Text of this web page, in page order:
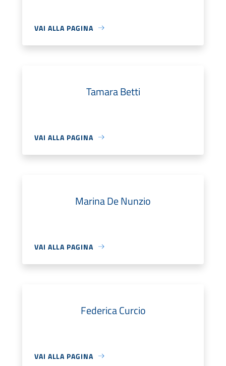
VAI ALLA PAGINA
Tamara Betti
VAI ALLA PAGINA
Marina De Nunzio
VAI ALLA PAGINA
Federica Curcio
VAI ALLA PAGINA